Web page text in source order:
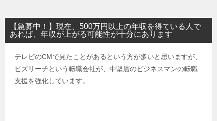
【急募中！】現在、500万円以上の年収を得ている人で
あれば、年収が上がる可能性が十分にあります
テレビのCMで見たことがあるという方が多いと思いますが、
ビズリーチという転職会社が、中堅層のビジネスマンの転職
支援を強化しています。